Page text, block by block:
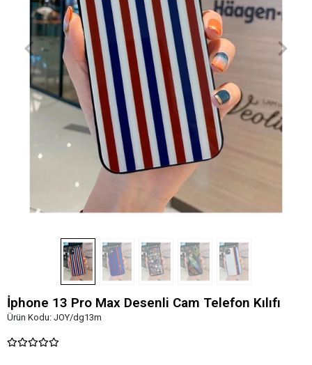
İphone 13 Pro Max Desenli Cam Telefon Kılıfı
Ürün Kodu: JOY/dg13m